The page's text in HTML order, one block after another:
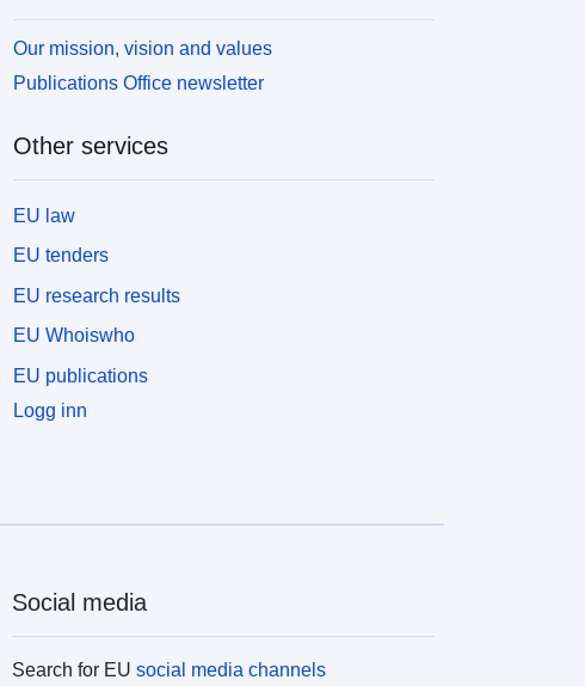
Our mission, vision and values
Publications Office newsletter
Other services
EU law
EU tenders
EU research results
EU Whoiswho
EU publications
Logg inn
Social media
Search for EUsocial media channels